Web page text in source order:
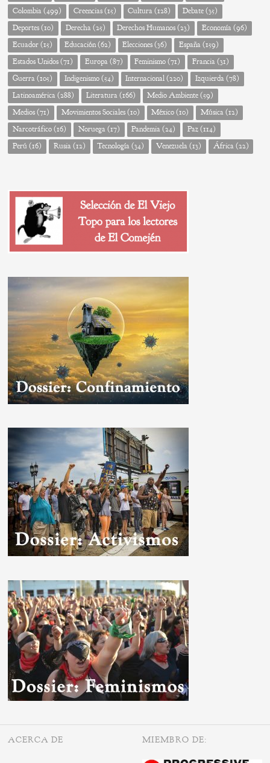
Colombia(499) Creencias(15) Cultura(128) Debate(35)
Deportes(10) Derecha(25) Derechos Humanos(23) Economía(96)
Ecuador(15) Educación(62) Elecciones(36) España(159)
Estados Unidos(71) Europa(87) Feminismo(71) Francia(31)
Guerra(105) Indigenismo(54) Internacional(220) Izquierda(78)
Latinoamérica(288) Literatura(166) Medio Ambiente(59)
Medios(71) Movimientos Sociales(10) México(10) Música(12)
Narcotráfico(16) Noruega(17) Pandemia(24) Paz(114)
Perú (16) Rusia(12) Tecnología(34) Venezuela(13) África(22)
ACERCA DE MIEMBRO DE: